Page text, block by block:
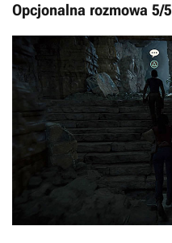
Opcjonalna rozmowa 5/5